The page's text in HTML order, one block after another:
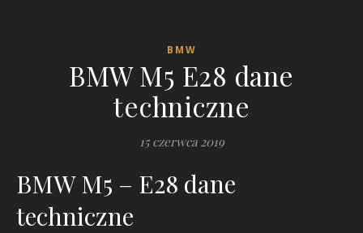
BMW
BMW M5 E28 dane
techniczne
15 czerwca 2019
BMW M5 – E28 dane
techniczne